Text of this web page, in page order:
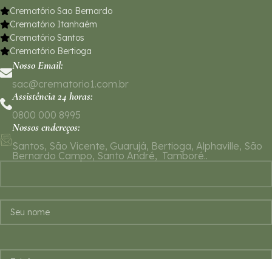
Crematório Sao Bernardo
Crematório Itanhaém
Crematório Santos
Crematório Bertioga
Nosso Email:
sac@crematorio1.com.br
Assistência 24 horas:
0800 000 8995
Nossos endereços:
Santos, São Vicente, Guarujá, Bertioga, Alphaville, São
Bernardo Campo, Santo André, Tamboré..